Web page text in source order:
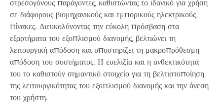
στρεσογόνους παράγοντες, καθιστώντας το ιδανικό για χρήση
σε διάφορους βιομηχανικούς και εμπορικούς ηλεκτρικούς
πίνακες. Διευκολύνοντας την εύκολη πρόσβαση στα
εξαρτήματα του εξοπλισμού διανομής, βελτιώνει τη
λειτουργική απόδοση και υποστηρίζει τη μακροπρόθεσμη
απόδοση του συστήματος. Η ευελιξία και η ανθεκτικότητά
του το καθιστούν σημαντικό στοιχείο για τη βελτιστοποίηση
της λειτουργικότητας του εξοπλισμού διανομής και την άνεση
του χρήστη.